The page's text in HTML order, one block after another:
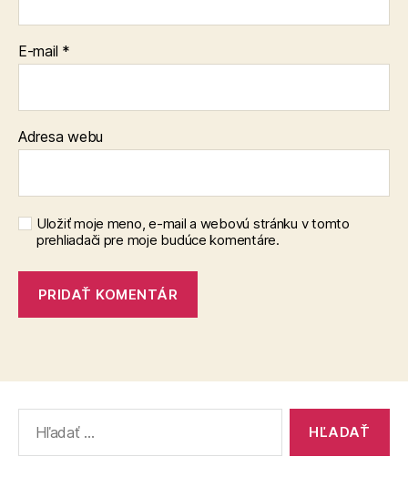
E-mail *
Adresa webu
Uložiť moje meno, e-mail a webovú stránku v tomto
prehliadači pre moje budúce komentáre.